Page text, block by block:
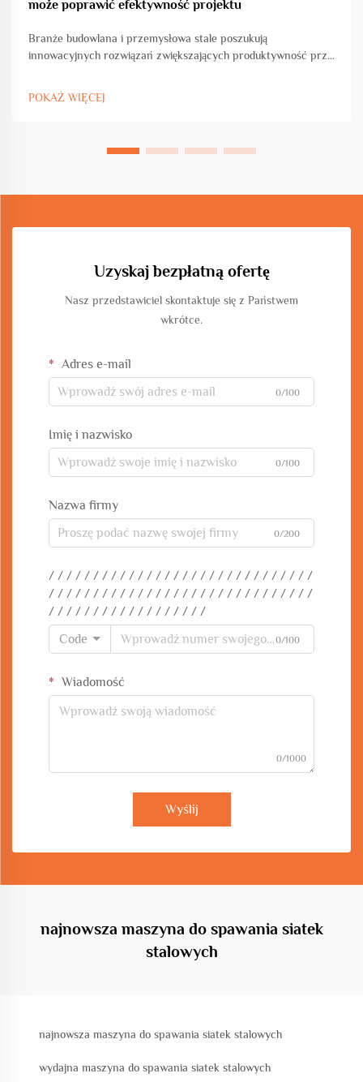
może poprawić efektywność projektu
Branże budowlana i przemysłowa stale poszukują
innowacyjnych rozwiązań zwiększających produktywność przy
Maszyna do gięcia w kształcie koła i łuku stanowi przełomowy
postęp w obróbce metali...
POKAŻ WIĘCEJ
Uzyskaj bezpłatną ofertę
Nasz przedstawiciel skontaktuje się z Państwem
wkrótce.
Adres e-mail
0/100
Imię i nazwisko
0/100
Nazwa firmy
0/200
/ / / / / / / / / / / / / / / / / / / / / / / / / / / / / /
/ / / / / / / / / / / / / / / / / / / / / / / / / / / / / /
/ / / / / / / / / / / / / / / / / /
Code
0/100
Wiadomość
0/1000
Wyślij
najnowsza maszyna do spawania siatek
stalowych
najnowsza maszyna do spawania siatek stalowych
wydajna maszyna do spawania siatek stalowych